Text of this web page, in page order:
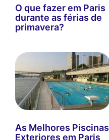
O que fazer em Paris
durante as férias de
primavera?
As Melhores Piscinas
Exteriores em Paris